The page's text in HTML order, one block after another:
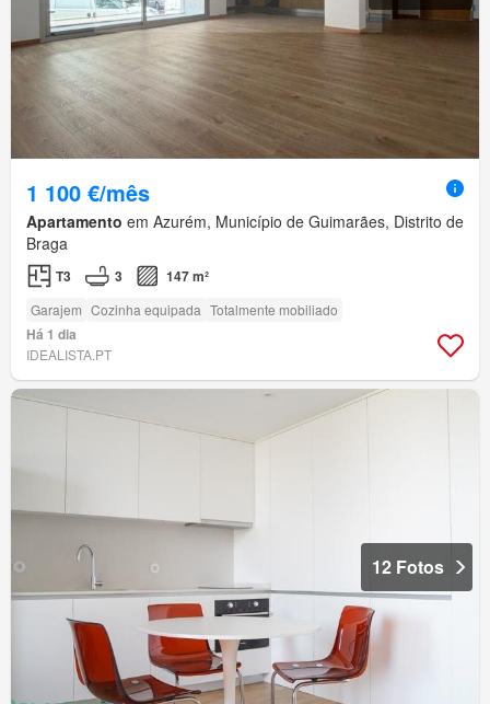
1 100 €/mês
Apartamento em Azurém, Município de Guimarães, Distrito de
Braga
T3 3 147 m²
Garajem Cozinha equipada Totalmente mobiliado
Há 1 dia
IDEALISTA.PT
12 Fotos